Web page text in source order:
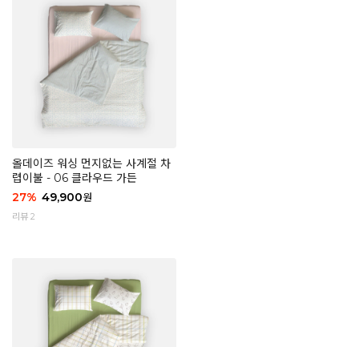
올데이즈 워싱 먼지없는 사계절 차
렵이불 - 06 클라우드 가든
27% 49,900원
리뷰 2